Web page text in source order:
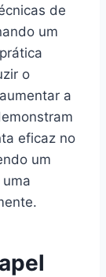
de
um
o
a
eficaz no
um